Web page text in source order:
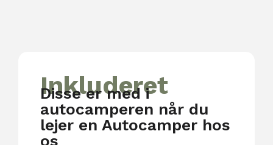
Inkluderet
Disse er med i
autocamperen når du
lejer en Autocamper hos
os